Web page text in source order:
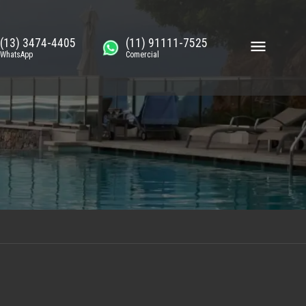
(13) 3474-4405
WhatsApp
(11) 91111-7525
Comercial